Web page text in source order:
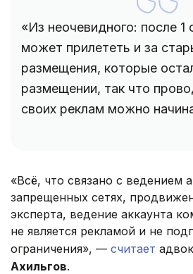
«Из неочевидного: после
может прилететь и за
размещения, которые
размещении, так что
своих реклам можно
«Всё, что связано с ведением
запрещенных сетях,
эксперта, ведение аккаунта
не является рекламой и не
ограничения», — считает
Ахильгов.